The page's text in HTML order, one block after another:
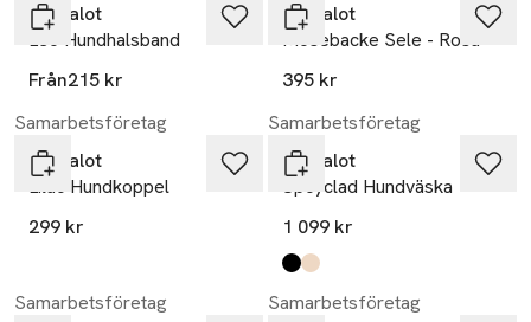
Barkalot
Leo Hundhalsband
Från215 kr
Barkalot
Mosebacke Sele - Rosa
395 kr
Samarbetsföretag
Barkalot
Lilac Hundkoppel
299 kr
Samarbetsföretag
Barkalot
Upcyclad Hundväska
1 099 kr
Produkten finns i färgerna:
black
sand
Samarbetsföretag
Samarbetsföretag